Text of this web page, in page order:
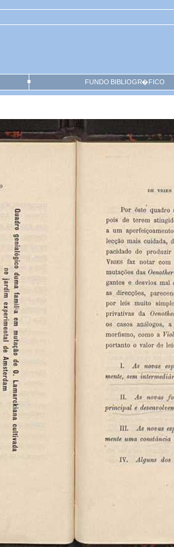
FUNDO BIBLIOGR�FICO